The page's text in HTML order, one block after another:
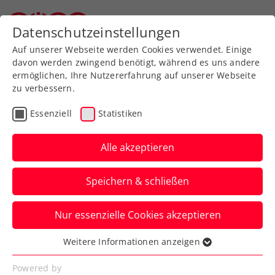
Zurück zur Newsübersicht
Davis Cup
Österreich – Belgien:
Davis Cup nach 18 Jahren
wieder zurück in Wien
Das KURIER Austria Davis Cup Team will
sich am WAC erneut fürs Finalturnier
qualifizieren.
Verfasst von: Manuel Wachta, 30.04.2026
Datenschutzeinstellungen
Auf unserer Webseite werden Cookies verwendet. Einige
davon werden zwingend benötigt, während es uns andere
ermöglichen, Ihre Nutzererfahrung auf unserer Webseite
zu verbessern.
Essenziell Statistiken
Alle akzeptieren
Speichern & schließen
Nur essenzielle Cookies akzeptieren
Essenziell
Essenzielle Cookies werden für grundlegende
Weitere Informationen anzeigen
Powered by